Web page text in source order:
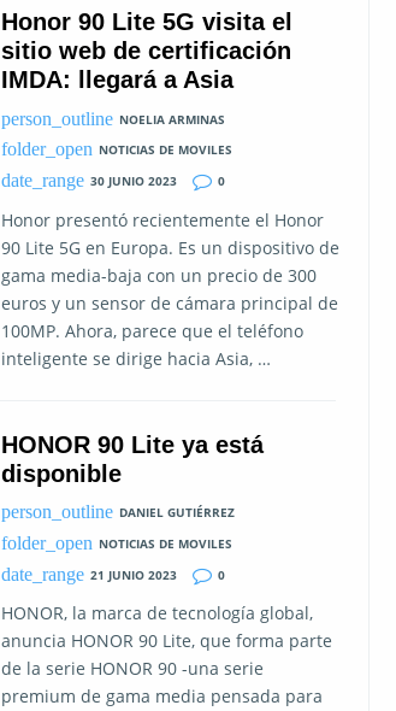
Honor 90 Lite 5G visita el
sitio web de certificación
IMDA: llegará a Asia
NOELIA ARMINAS
NOTICIAS DE MOVILES
30 JUNIO 2023
0
Honor presentó recientemente el Honor
90 Lite 5G en Europa. Es un dispositivo de
gama media-baja con un precio de 300
euros y un sensor de cámara principal de
100MP. Ahora, parece que el teléfono
inteligente se dirige hacia Asia, …
HONOR 90 Lite ya está
disponible
DANIEL GUTIÉRREZ
NOTICIAS DE MOVILES
21 JUNIO 2023
0
HONOR, la marca de tecnología global,
anuncia HONOR 90 Lite, que forma parte
de la serie HONOR 90 -una serie
premium de gama media pensada para